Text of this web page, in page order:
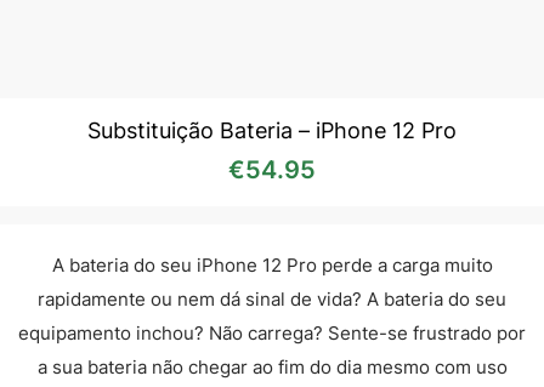
Substituição Bateria – iPhone 12 Pro
€54.95
A bateria do seu iPhone 12 Pro perde a carga muito
rapidamente ou nem dá sinal de vida? A bateria do seu
equipamento inchou? Não carrega? Sente-se frustrado por
a sua bateria não chegar ao fim do dia mesmo com uso